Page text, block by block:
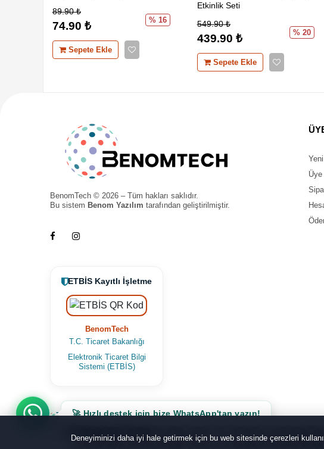
Deneyiminizi daha iyi hale getirmek için bu web sitesinde çerezleri
89.90₺
74.90 ₺ % 16
Sepete Ekle
Etkinlik Seti
549.90₺
439.90 ₺ % 20
Sepete Ekle
BenomTech © 2026 – Tüm hakları saklıdır.
Bu sistem Benom Yazılım tarafından geliştirilmiştir.
ETBİS Kayıtlı İşletme
BenomTech
T.C. Ticaret Bakanlığı
Elektronik Ticaret Bilgi
Sistemi (ETBİS)
🚀 Hızlı destek için bize WhatsApp'tan yazın!